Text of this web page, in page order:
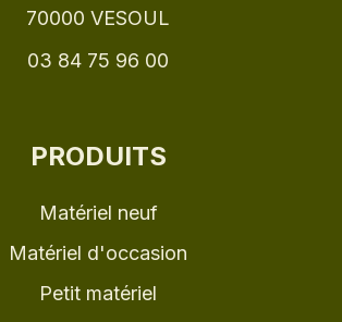
70000 VESOUL
03 84 75 96 00
PRODUITS
Matériel neuf
Matériel d'occasion
Petit matériel